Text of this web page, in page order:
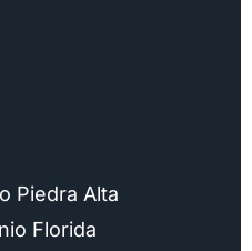
Piedra Alta
Florida